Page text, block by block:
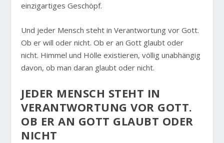
einzigartiges Geschöpf.
Und jeder Mensch steht in Verantwortung vor Gott.
Ob er will oder nicht. Ob er an Gott glaubt oder
nicht. Himmel und Hölle existieren, völlig unabhängig
davon, ob man daran glaubt oder nicht.
JEDER MENSCH STEHT IN
VERANTWORTUNG VOR GOTT.
OB ER AN GOTT GLAUBT ODER
NICHT